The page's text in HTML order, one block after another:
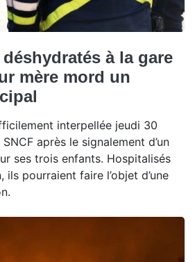
à la gare
mère mord un
interpellée jeudi 30
après le signalement d’un
ses trois enfants. Hospitalisés
pourraient faire l’objet d’une